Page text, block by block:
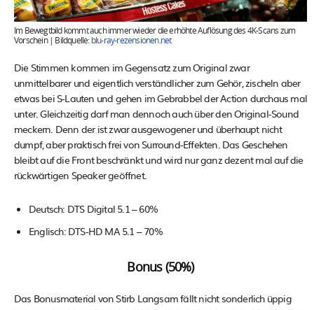
Im Bewegtbild kommt auch immer wieder die erhöhte Auflösung des 4K-Scans zum
Vorschein | Bildquelle: blu-ray-rezensionen.net
Die Stimmen kommen im Gegensatz zum Original zwar
unmittelbarer und eigentlich verständlicher zum Gehör, zischeln aber
etwas bei S-Lauten und gehen im Gebrabbel der Action durchaus mal
unter. Gleichzeitig darf man dennoch auch über den Original-Sound
meckern. Denn der ist zwar ausgewogener und überhaupt nicht
dumpf, aber praktisch frei von Surround-Effekten. Das Geschehen
bleibt auf die Front beschränkt und wird nur ganz dezent mal auf die
rückwärtigen Speaker geöffnet.
Deutsch: DTS Digital 5.1 – 60%
Englisch: DTS-HD MA 5.1 – 70%
Bonus (50%)
Das Bonusmaterial von Stirb Langsam fällt nicht sonderlich üppig